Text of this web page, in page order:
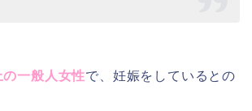
一般人女性で、妊娠をしているとの